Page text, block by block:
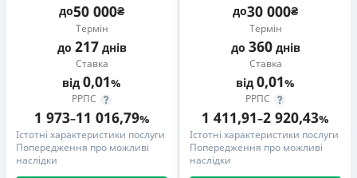
до50 000₴
Термін
до 217днів
Ставка
від 0,01%
РРПС
1 973–11 016,79%
Істотні характеристики послуги
Попередження про можливі
наслідки
до30 000₴
Термін
до 360днів
Ставка
від 0,01%
РРПС
1 411,91–2 920,43%
Істотні характеристики послуги
Попередження про можливі
наслідки